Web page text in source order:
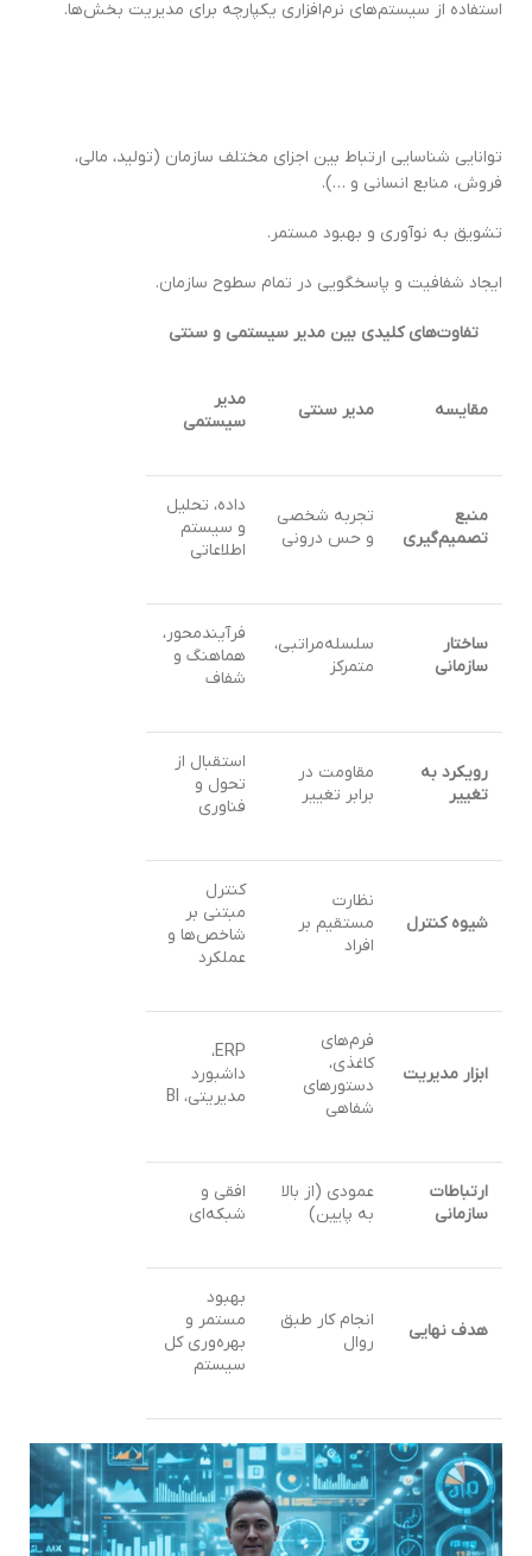
استفاده از سیستم‌های نرم‌افزاری یکپارچه برای مدیریت بخش‌ها.
توانایی شناسایی ارتباط بین اجزای مختلف سازمان (تولید، مالی،
فروش، منابع انسانی و …).
تشویق به نوآوری و بهبود مستمر.
ایجاد شفافیت و پاسخگویی در تمام سطوح سازمان.
تفاوت‌های کلیدی بین مدیر سیستمی و سنتی
مقایسه مدیر سنتی
مدیر
سیستمی
منبع
تصمیم‌گیری
تجربه شخصی
و حس درونی
داده، تحلیل
و سیستم
اطلاعاتی
ساختار
سازمانی
سلسله‌مراتبی،
متمرکز
فرآیندمحور،
هماهنگ و
شفاف
رویکرد به
تغییر
مقاومت در
برابر تغییر
استقبال از
تحول و
فناوری
شیوه کنترل
نظارت
مستقیم بر
افراد
کنترل
مبتنی بر
شاخص‌ها و
عملکرد
ابزار مدیریت
فرم‌های
کاغذی،
دستورهای
شفاهی
ERP،
داشبورد
مدیریتی، BI
ارتباطات
سازمانی
عمودی (از بالا
به پایین)
افقی و
شبکه‌ای
هدف نهایی
انجام کار طبق
روال
بهبود
مستمر و
بهره‌وری کل
سیستم